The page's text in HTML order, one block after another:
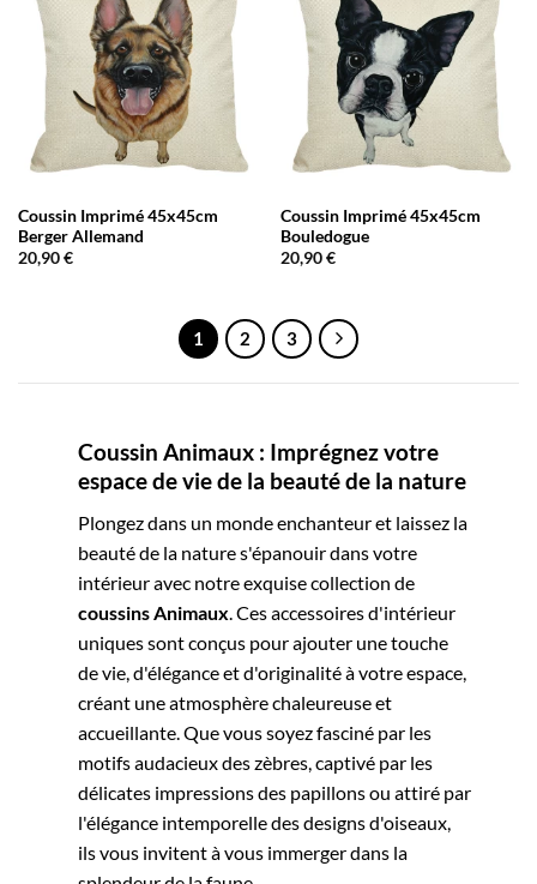
Coussin Imprimé 45x45cm
Berger Allemand
20,90€
Coussin Imprimé 45x45cm
Bouledogue
20,90€
1 2 3
Coussin Animaux : Imprégnez votre
espace de vie de la beauté de la nature
Plongez dans un monde enchanteur et laissez la
beauté de la nature s'épanouir dans votre
intérieur avec notre exquise collection de
coussins Animaux. Ces accessoires d'intérieur
uniques sont conçus pour ajouter une touche
de vie, d'élégance et d'originalité à votre espace,
créant une atmosphère chaleureuse et
accueillante. Que vous soyez fasciné par les
motifs audacieux des zèbres, captivé par les
délicates impressions des papillons ou attiré par
l'élégance intemporelle des designs d'oiseaux,
ils vous invitent à vous immerger dans la